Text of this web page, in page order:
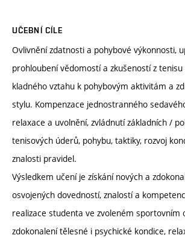
UČEBNÍ CÍLE
Ovlivnění zdatnosti a pohybové výkonnosti,
prohloubení vědomostí a zkušeností z
kladného vztahu k pohybovým aktivitám a
stylu. Kompenzace jednostranného
relaxace a uvolnění, zvládnutí základních /
tenisových úderů, pohybu, taktiky, rozvoj
znalosti pravidel.
Výsledkem učení je získání nových a
osvojených dovedností, znalostí a
realizace studenta ve zvoleném sportovním
zdokonalení tělesné i psychické kondice,